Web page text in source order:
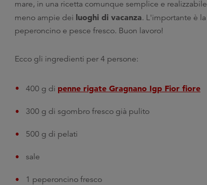
mare, in una ricetta comunque semplice e
meno ampie dei luoghi di vacanza. L'importante è la
peperoncino e pesce fresco. Buon lavoro!
Ecco gli ingredienti per 4 persone:
400 g di penne rigate Gragnano Igp Fior fiore
300 g di sgombro fresco già pulito
500 g di pelati
sale
1 peperoncino fresco